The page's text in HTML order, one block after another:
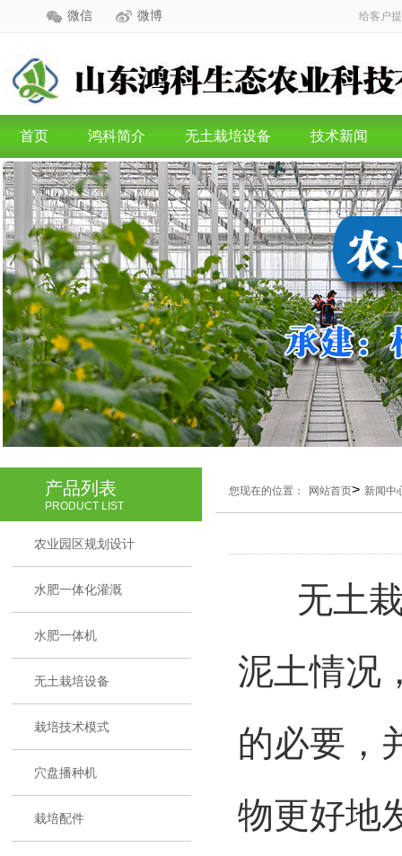
微信 微博 给客户
首页 鸿科简介 无土栽培设备 技术新闻
产品列表
PRODUCT LIST
农业园区规划设计
水肥一体化灌溉
水肥一体机
无土栽培设备
栽培技术模式
穴盘播种机
栽培配件
您现在的位置： 网站首页> 新闻中
无土栽
泥土情况
的必要，
物更好地